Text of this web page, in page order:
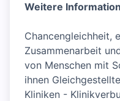
Weitere
Chancengleichheit,
Zusammenarbeit
von Menschen mit
ihnen
Kliniken -